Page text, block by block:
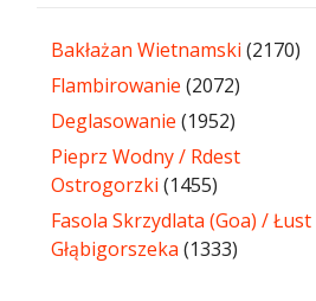
Bakłażan Wietnamski (2170)
Flambirowanie (2072)
Deglasowanie (1952)
Pieprz Wodny / Rdest
Ostrogorzki (1455)
Fasola Skrzydlata (Goa) / Łust
Głąbigorszeka (1333)